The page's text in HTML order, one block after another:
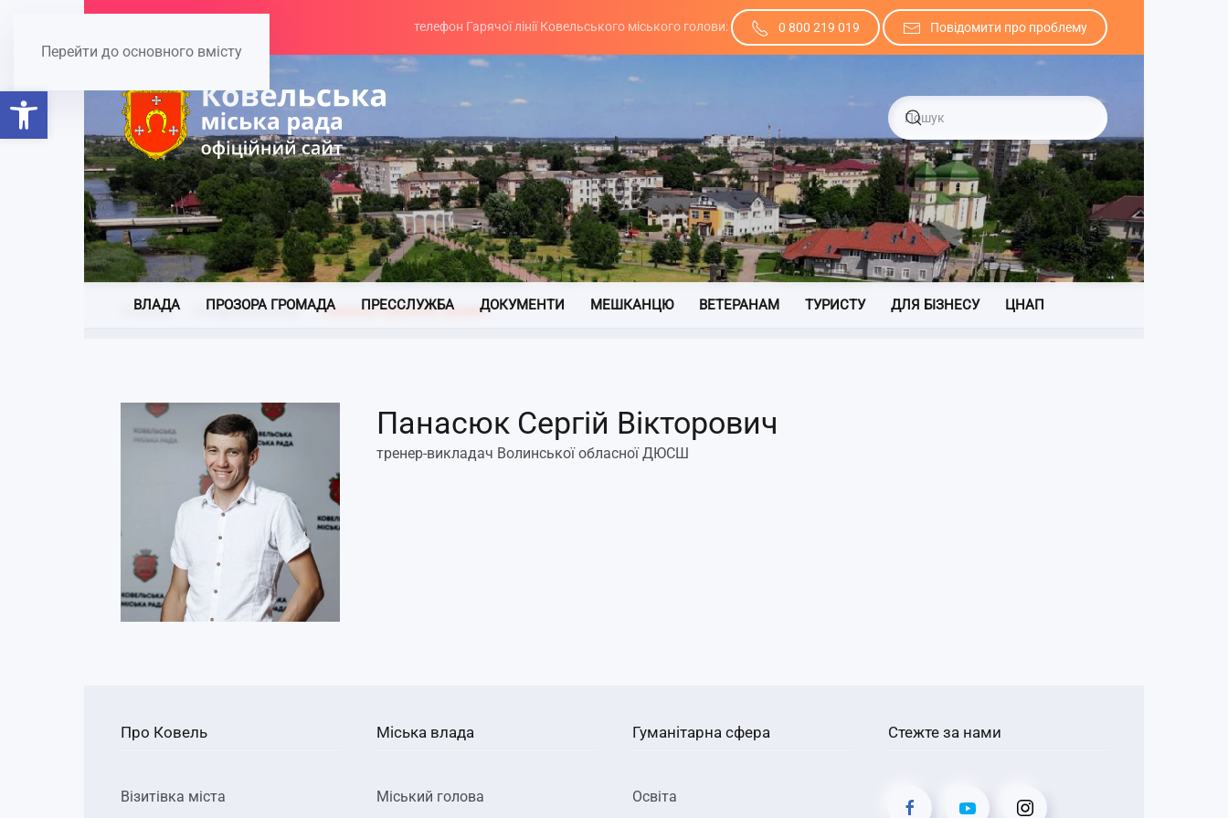
Відкрити Панель інструментів
Перейти до основного вмісту
телефон Гарячої лінії Ковельського міського голови: 0 800 219 019 Повідомити про проблему
ВЛАДА ПРОЗОРА ГРОМАДА ПРЕССЛУЖБА ДОКУМЕНТИ МЕШКАНЦЮ ВЕТЕРАНАМ ТУРИСТУ ДЛЯ БІЗНЕСУ ЦНАП
Головна Склад виконкому Панасюк Сергій Вікторович
Панасюк Сергій Вікторович
тренер-викладач Волинської обласної ДЮСШ
Про Ковель
Візитівка міста
Міська влада
Міський голова
Гуманітарна сфера
Освіта
Стежте за нами